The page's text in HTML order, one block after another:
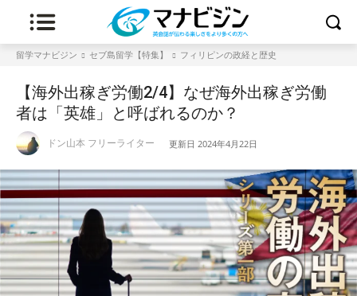
留学マナビジン セブ島留学【特集】 フィリピンの政経と歴史
【海外出稼ぎ労働2/4】なぜ海外出稼ぎ労働
者は「英雄」と呼ばれるのか？
ドン山本 フリーライター 更新日 2024年4月22日